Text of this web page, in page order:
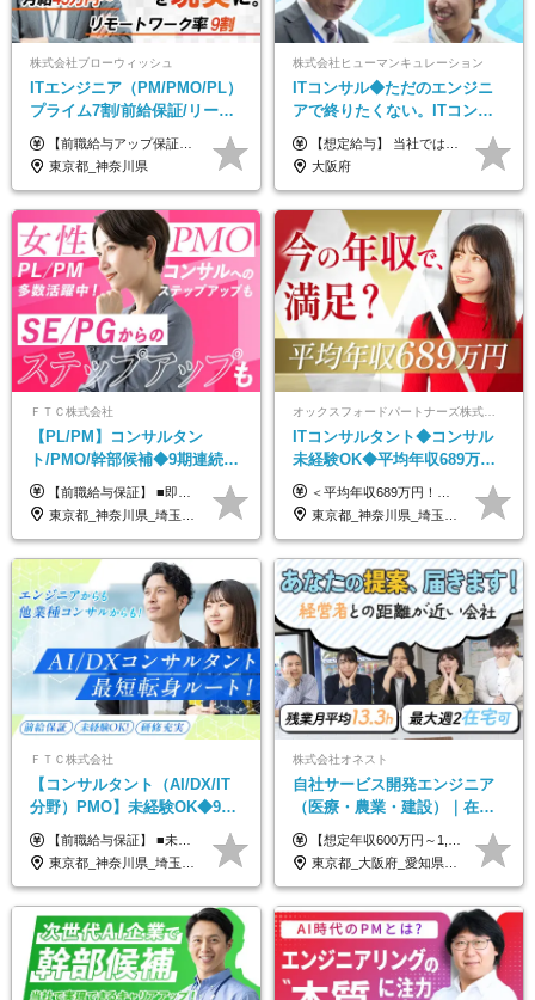
株式会社ブローウィッシュ
ITエンジニア（PM/PMO/PL）
プライム7割/前給保証/リーダ
ー経験不問/30、40代活躍中/
リモート9割
【前職給与アップ保証あり！ゆくゆくは年収800万以上も可能】 月給45万円～＋インセンティブ ※経験や適性を考慮の上、相談し決定します ※上記には固定残業代（20時間分/4万円～）が含まれます ※20時間を超過した場合は別途全額支給します ※試用期間（3ヶ月間）あり。給与・待遇に差異はございません それはより高度な案件にアサイン＆ 還元率が平均より高めのため、 これまでの給与から大幅にアップする人もいます。
東京都_神奈川県
株式会社ヒューマンキュレーション
ITコンサル◆ただのエンジニ
アで終りたくない。ITコンサ
ル・PMに挑戦出来る！成長中
の次世代IT企業
【想定給与】 当社では、すべてのプロジェクトで受注単価を完全開示。 給与はその単価に連動し、還元率は80％以上を保証しています。 経験・スキル・貢献度に応じて報酬を正当に評価し、前職年収の保証も行っています。 ■正社員 月給35万円以上＋賞与年2回（みなし残業20h分含む） ◇試用期間は3ヶ月（期間中の待遇に変更なし） ◇みなし残業は案件先によって異なります。詳細は面談にてご説明致します。 ※経験・スキルを考慮し優遇 年収例： ・29歳女性／年収700万円（開発→上流転向） ・38歳男性／年収1,100万円（PMO・マネジメント） ・47歳男性／年収1,300万円（ITコンサル・高裁量案件）
大阪府
ＦＴＣ株式会社
【PL/PM】コンサルタン
ト/PMO/幹部候補◆9期連続大
幅増益！10期目の成長＋安定
性【前給保証】
【前職給与保証】 ■即戦力（経験目安5年以上）： 月給45万円～80万円 ■経験者（経験目安3年以上）： 月給40万円～60万円 ■ローキャリア（経験目安1年程度）： 月給35万円～40万円 ■未経験者： 月給30万円～35万円 ※上記金額には固定残業代30時間分 【未経験者5万5000円～7万3000円、 ローキャリア6万4000円～7万3000円、 経験者5万8000円～10万9000円、 即戦力8万2000円～14万5000円】を含みます。 ※30時間を超える場合は追加で全額支給します。 ※経験・能力・前職給与などを総合的に評価したうえでご納得いただけるよう個別決定。 未経験者の場合、前職給与とポテンシャルを査定のうえ決定いたします。 ※日本国内でのIT業界経験、または同等の実務経験と能力に応じて決定します。 ※前職給与は日本円かつ、日本国内での実績に基づき評価します。 【納得の評価システム】 ★クォーター毎に査定する評価制度導入！ 明確な評価基準で翌年度年収を上げましょう！ ★評価対象期間に在籍中のほとんどの社員が昇給し 年収アップを実現しています！ ★様々なインセンティブ制度を用意し多角的に正当評価しています！ ※試用期間6カ月（期間中の待遇等に差異なし）
東京都_神奈川県_埼玉県_千葉県
ITコンサルタント◆コンサル
未経験OK◆平均年収689万円
◆業界屈指の営業力でサポー
ト◆フルリモート可
＜平均年収689万円！！＞ ☆前給保証以上☆案件待機期間も給与保証あり☆ 月給40万円～150万円（固定残業代含む） ※経験や能力を考慮し決定します ※試用期間6ヶ月あり。条件や待遇に差異はありません ※上記には固定残業代（30時間分／7万6000円～）が含まれています。 ※超過分は時間外手当を別途支給。 【実際の給与例】 野原さん（35歳）※前職年収480万円 （Java／C#エンジニア ⇒ 業務系システム開発 ⇒ 要件定義・業務分析 ⇒ ITコンサル案件へ参画） ▼620万円（入社初年度） ・Web系業務システム開発（Java、C#） ・ 顧客折衝や開発チームとの調整 ・ 既存システムの改修・機能追加案件に従事 ▼780万円（入社2年目） ・ 金融機関向け業務系システムの要件定義・設計補助 ・ 開発チームと連携した業務分析・課題整理 ・小規模PMO支援案件への参画 ▼1,090万円（入社3年目） ・ 大手企業向けIT戦略・業務改革プロジェクトに参画 ・コンサルタントとして要件定義・業務改善提案・ベンダー調整を担当 ・ PMO／部分的PM業務も兼務し、上流工程での裁量を拡大
東京都_神奈川県_埼玉県_千葉県_大阪府_愛知県_北海道_青森県_岩手県_宮城県_秋田県_山形県_福島県_茨城県_栃木県_群馬県_新潟県_山梨県_長野県_富山県_石川県_福井県_静岡県_岐阜県_三重県_兵庫県_京都府_滋賀県_奈良県_和歌山県_広島県_岡山県_鳥取県_島根県_山口県_徳島県_香川県_愛媛県_高知県_福岡県_熊本県_佐賀県_長崎県_大分県_宮崎県_鹿児島県_沖縄県
ＦＴＣ株式会社
【コンサルタント（AI/DX/IT
分野）PMO】未経験OK◆9期
連続大幅増益！AI企業へ進化
中◆ポジション多数
【前職給与保証】 ■未経験者： 月給30万円～35万円 ■ローキャリア（経験目安1年程度）： 月給35万円～40万円 ■経験者（経験目安3年以上）： 月給40万円～60万円 ■即戦力（経験目安5年以上）： 月給45万円～80万円 ※上記金額には固定残業代30時間分 【未経験者5万5000円～7万3000円、 ローキャリア6万4000円～7万3000円、 経験者5万8000円～10万9000円、 即戦力8万2000円～14万5000円】を含みます。 ※30時間を超える場合は追加で全額支給します。 ※経験・能力・前職給与などを総合的に評価したうえでご納得いただけるよう個別決定。 未経験者の場合、前職給与とポテンシャルを査定のうえ決定いたします。 ※日本国内でのIT業界経験、または同等の実務経験と能力に応じて決定します。 ※前職給与は日本円かつ、日本国内での実績に基づき評価します。 【納得の評価システム】 ★クォーター毎に査定する評価制度導入！ 明確な評価基準で翌年度年収を上げましょう！ ★評価対象期間に在籍中のほとんどの社員が昇給し 年収アップを実現しています！ ★様々なインセンティブ制度を用意し多角的に正当評価しています！ ※試用期間6カ月（期間中の待遇等に差異なし）
東京都_神奈川県_埼玉県_千葉県
株式会社オネスト
自社サービス開発エンジニア
（医療・農業・建設）｜在宅
あり｜残業月平均13.3h｜年収
1000万可｜賞与年2回
【想定年収600万円～1,300万円】 ★賞与年2回＋勤務地手当＋残業手当（年平均残業時間にて算出）を含む ※基本給＋勤務地手当＋役職手当 ※勤務地手当：結婚の有無に関係なく、物価などの違いを考慮して全社員に支給されます 月給40万円～89万円 ＜各種手当＞ ■勤務地手当（東京2万円／月、大阪1万円／月、名古屋5000円／月） ■通勤手当（月額5万円まで） ■扶養手当（6,000円／扶養親族一人） ■役職手当（8,000円～15万円） ※残業代は1分単位で全額支給します ※経験やスキルを考慮し、当社規定により給与を決定します ※執行役員は年俸制となる場合があります
東京都_大阪府_愛知県_福岡県